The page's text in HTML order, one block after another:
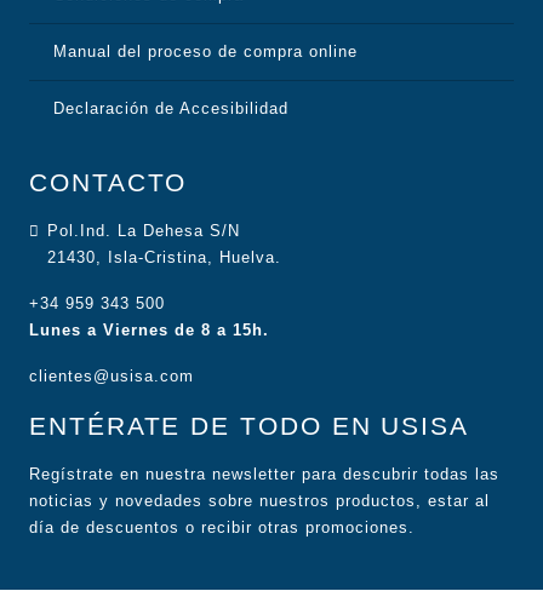
Manual del proceso de compra online
Declaración de Accesibilidad
CONTACTO
Pol.Ind. La Dehesa S/N
21430, Isla-Cristina, Huelva.
+34 959 343 500
Lunes a Viernes de 8 a 15h.
clientes@usisa.com
ENTÉRATE DE TODO EN USISA
Regístrate en nuestra newsletter para descubrir todas las
noticias y novedades sobre nuestros productos, estar al
día de descuentos o recibir otras promociones.